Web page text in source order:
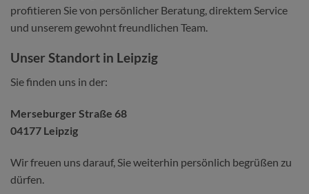
profitieren Sie von persönlicher Beratung, direktem Service
und unserem gewohnt freundlichen Team.
Unser Standort in Leipzig
Sie finden uns in der:
Merseburger Straße 68
04177 Leipzig
Wir freuen uns darauf, Sie weiterhin persönlich begrüßen zu
dürfen.